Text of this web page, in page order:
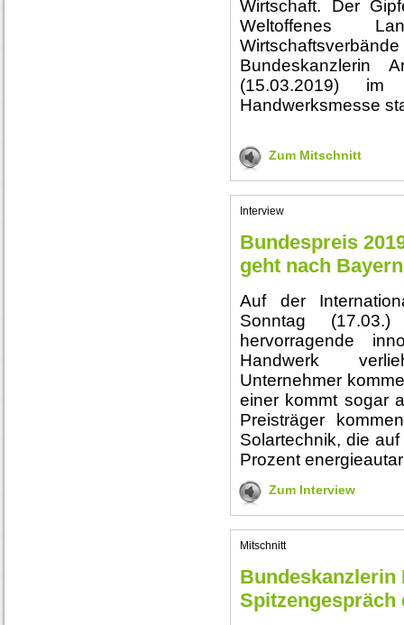
Wirtschaft. Der
Weltoffenes
Bundeskanzlerin
(15.03.2019) im
Handwerksmesse
Zum Mitschnitt
Interview
Bundespreis
geht nach Bayern
Auf der
Sonntag
hervorragende
Handwerk
Unternehmer
einer kommt sogar
Preisträger
Solartechnik, die
Prozent
Zum Interview
Mitschnitt
Bundeskanzlerin
Spitzengespräch